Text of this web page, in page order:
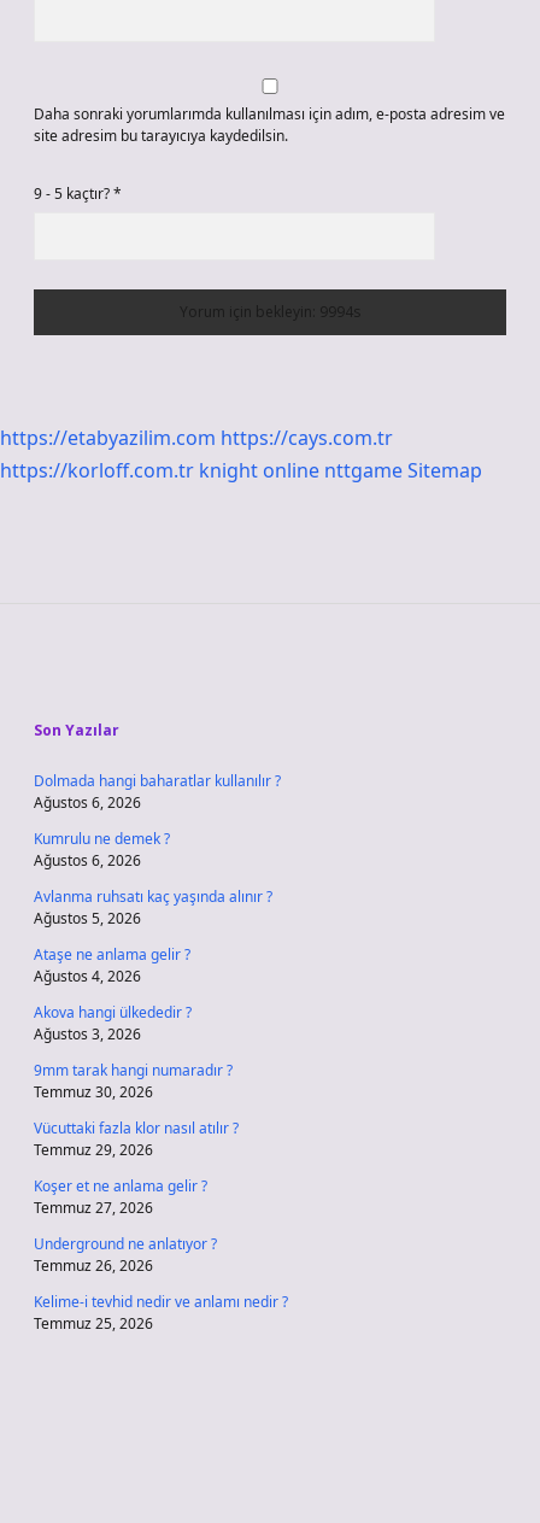
Daha sonraki yorumlarımda kullanılması için adım, e-posta adresim ve
site adresim bu tarayıcıya kaydedilsin.
9 - 5 kaçtır?*
https://etabyazilim.com https://cays.com.tr
https://korloff.com.tr knight online nttgameSitemap
Son Yazılar
Dolmada hangi baharatlar kullanılır ?
Ağustos 6, 2026
Kumrulu ne demek ?
Ağustos 6, 2026
Avlanma ruhsatı kaç yaşında alınır ?
Ağustos 5, 2026
Ataşe ne anlama gelir ?
Ağustos 4, 2026
Akova hangi ülkededir ?
Ağustos 3, 2026
9mm tarak hangi numaradır ?
Temmuz 30, 2026
Vücuttaki fazla klor nasıl atılır ?
Temmuz 29, 2026
Koşer et ne anlama gelir ?
Temmuz 27, 2026
Underground ne anlatıyor ?
Temmuz 26, 2026
Kelime-i tevhid nedir ve anlamı nedir ?
Temmuz 25, 2026